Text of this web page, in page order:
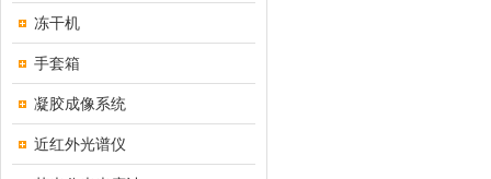
冻干机
手套箱
凝胶成像系统
近红外光谱仪